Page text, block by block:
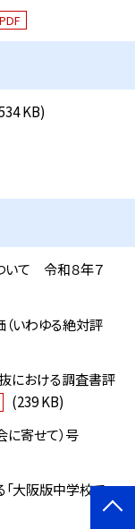
PDF
KB)
いて 令和８年７
いわゆる絶対評
における調査書評
(239 KB)
寄せて）号
大阪版中学校で